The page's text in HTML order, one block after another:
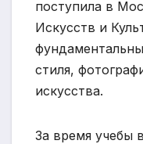
поступила в
Искусств и
стиля,
искусства.
За время учебы